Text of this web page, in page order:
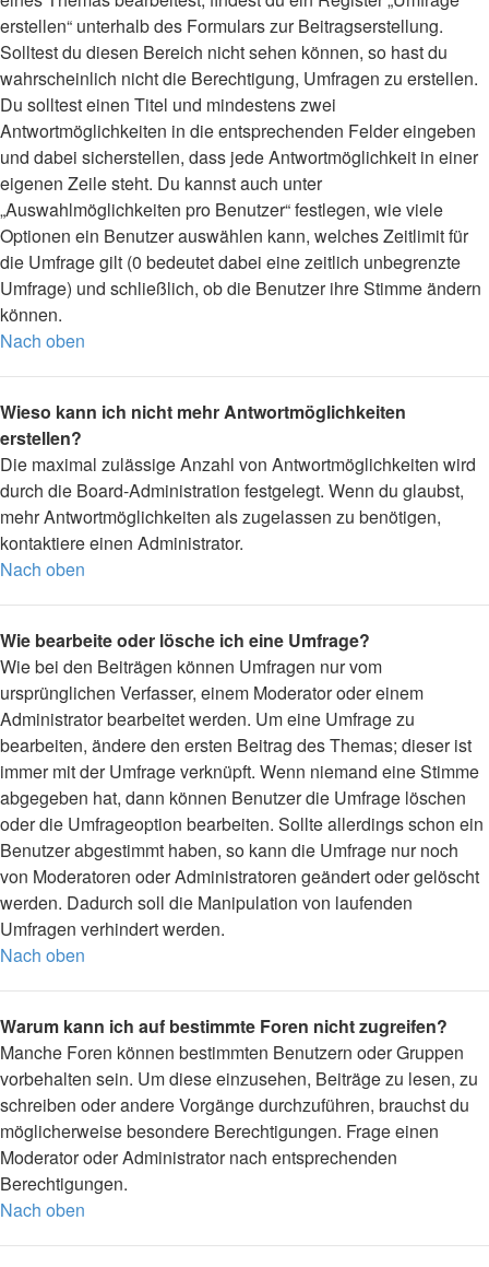
erstellen“ unterhalb des Formulars zur Beitragserstellung.
Solltest du diesen Bereich nicht sehen können, so hast du
wahrscheinlich nicht die Berechtigung, Umfragen zu erstellen.
Du solltest einen Titel und mindestens zwei
Antwortmöglichkeiten in die entsprechenden Felder eingeben
und dabei sicherstellen, dass jede Antwortmöglichkeit in einer
eigenen Zeile steht. Du kannst auch unter
„Auswahlmöglichkeiten pro Benutzer“ festlegen, wie viele
Optionen ein Benutzer auswählen kann, welches Zeitlimit für
die Umfrage gilt (0 bedeutet dabei eine zeitlich unbegrenzte
Umfrage) und schließlich, ob die Benutzer ihre Stimme ändern
können.
Nach oben
Wieso kann ich nicht mehr Antwortmöglichkeiten
erstellen?
Die maximal zulässige Anzahl von Antwortmöglichkeiten wird
durch die Board-Administration festgelegt. Wenn du glaubst,
mehr Antwortmöglichkeiten als zugelassen zu benötigen,
kontaktiere einen Administrator.
Nach oben
Wie bearbeite oder lösche ich eine Umfrage?
Wie bei den Beiträgen können Umfragen nur vom
ursprünglichen Verfasser, einem Moderator oder einem
Administrator bearbeitet werden. Um eine Umfrage zu
bearbeiten, ändere den ersten Beitrag des Themas; dieser ist
immer mit der Umfrage verknüpft. Wenn niemand eine Stimme
abgegeben hat, dann können Benutzer die Umfrage löschen
oder die Umfrageoption bearbeiten. Sollte allerdings schon ein
Benutzer abgestimmt haben, so kann die Umfrage nur noch
von Moderatoren oder Administratoren geändert oder gelöscht
werden. Dadurch soll die Manipulation von laufenden
Umfragen verhindert werden.
Nach oben
Warum kann ich auf bestimmte Foren nicht zugreifen?
Manche Foren können bestimmten Benutzern oder Gruppen
vorbehalten sein. Um diese einzusehen, Beiträge zu lesen, zu
schreiben oder andere Vorgänge durchzuführen, brauchst du
möglicherweise besondere Berechtigungen. Frage einen
Moderator oder Administrator nach entsprechenden
Berechtigungen.
Nach oben